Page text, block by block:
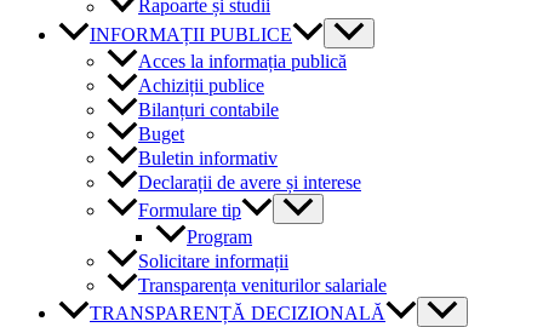
Rapoarte și studii
INFORMAȚII PUBLICE
Acces la informația publică
Achiziții publice
Bilanțuri contabile
Buget
Buletin informativ
Declarații de avere și interese
Formulare tip
Program
Solicitare informații
Transparența veniturilor salariale
TRANSPARENȚĂ DECIZIONALĂ